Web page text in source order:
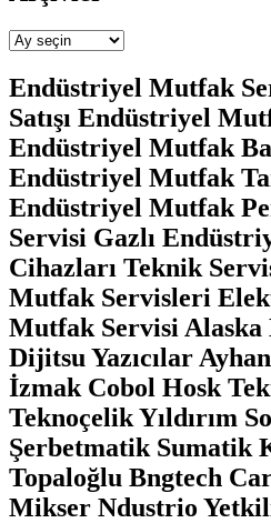
Arşivler
Endüstriyel Mutfak
Satışı Endüstriyel
Endüstriyel Mutfak
Endüstriyel Mutfak
Endüstriyel Mutfak
Servisi Gazlı
Cihazları Teknik
Mutfak Servisleri
Mutfak Servisi Alaska
Dijitsu Yazıcılar
İzmak Cobol Hosk
Teknoçelik Yıldırım
Şerbetmatik Sumatik
Topaloğlu Bngtech
Mikser Ndustrio